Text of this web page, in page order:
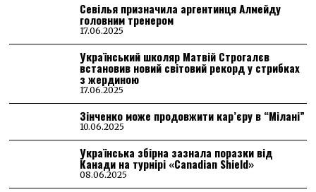
Севілья призначила аргентинця Алмейду
головним тренером
17.06.2025
Український школяр Матвій Строгалєв
встановив новий світовий рекорд у стрибках
з жердиною
17.06.2025
Зінченко може продовжити кар’єру в “Мілані”
10.06.2025
Українська збірна зазнала поразки від
Канади на турнірі «Canadian Shield»
08.06.2025